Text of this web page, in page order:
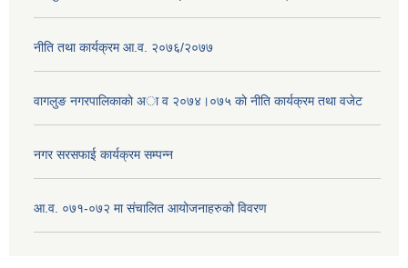
नीति तथा कार्यक्रम आ.व. २०७६/२०७७
वागलुङ नगरपालिकाकाे अा‍ व २०७४।०७५ काे नीति कार्यक्रम तथा वजेट
नगर सरसफाई कार्यक्रम सम्पन्न
आ.व. ०७१-०७२ मा संचालित आयोजनाहरुको विवरण